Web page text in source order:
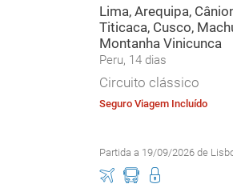
Lima, Arequipa,
Titicaca, Cusco,
Montanha Vinicunca
Peru, 14 dias
Circuito clássico
Seguro Viagem Incluído
Partida a 19/09/2026 de